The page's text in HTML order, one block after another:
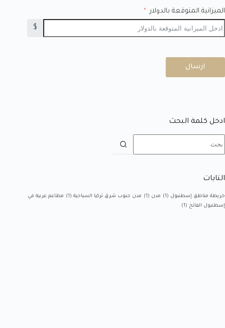
الميزانية المتوقعة بالدولار
$
ارسال
ادخل كلمة البحث
التابات
خريطة مناطق إسطنبول (1) مدن (1) مدن جنوب شرق تركيا السياحية (1)
مطاعم عربية في
إسطنبول الفاتح (1)